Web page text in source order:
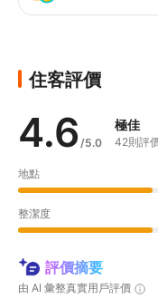
住客評價
4.6 /5.0
極佳
42則評
地點
整潔度
評價摘要
由 AI 彙整真實用戶評價